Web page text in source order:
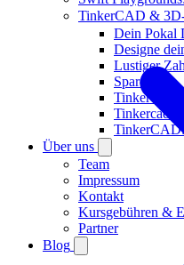
TinkerCAD &
Dein Pokal
Designe
Lustiger
Spardose
TinkerCAD
Tinkercad-
Über uns
Team
Impressum
Kontakt
Kursgebühren &
Partner
Blog